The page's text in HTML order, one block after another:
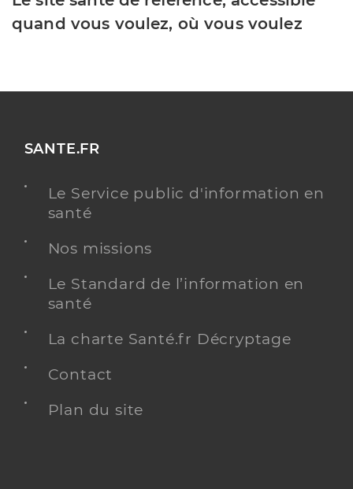
quand vous voulez, où vous voulez
SANTE.FR
Le Service public d'information en
santé
Nos missions
Le Standard de l’information en
santé
La charte Santé.fr Décryptage
Contact
Plan du site